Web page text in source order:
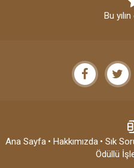
Bu
Ana Sayfa • Hakkımızda • Sık
Ödüllü